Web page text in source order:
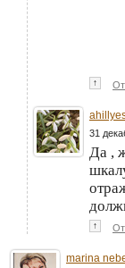
↑
31
Да ,
↑
marina